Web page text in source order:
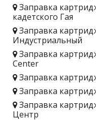
Заправка
кадетского Гая
Заправка
Индустриальный
Заправка
Center
Заправка
Заправка
Заправка
Центр